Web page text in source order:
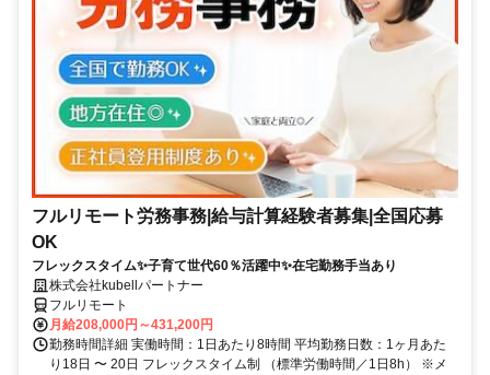
フルリモート労務事務|給与計算経験者募集|全国応募
OK
フレックスタイム✨子育て世代60％活躍中✨在宅勤務手当あり
株式会社kubellパートナー
フルリモート
月給208,000円～431,200円
勤務時間詳細 実働時間：1日あたり8時間 平均勤務日数：1ヶ月あた
り18日 〜 20日 フレックスタイム制 （標準労働時間／1日8h） ※メ